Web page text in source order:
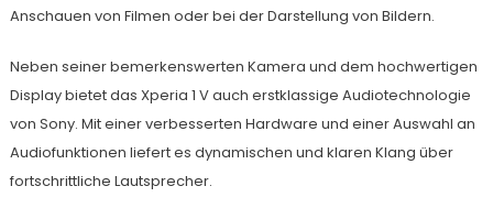
Anschauen von Filmen oder bei der Darstellung von Bildern.
Neben seiner bemerkenswerten Kamera und dem hochwertigen
Display bietet das Xperia 1 V auch erstklassige Audiotechnologie
von Sony. Mit einer verbesserten Hardware und einer Auswahl an
Audiofunktionen liefert es dynamischen und klaren Klang über
fortschrittliche Lautsprecher.